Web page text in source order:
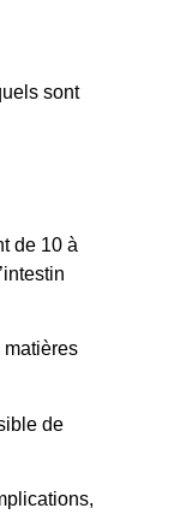
sont
de 10 à
matières
de